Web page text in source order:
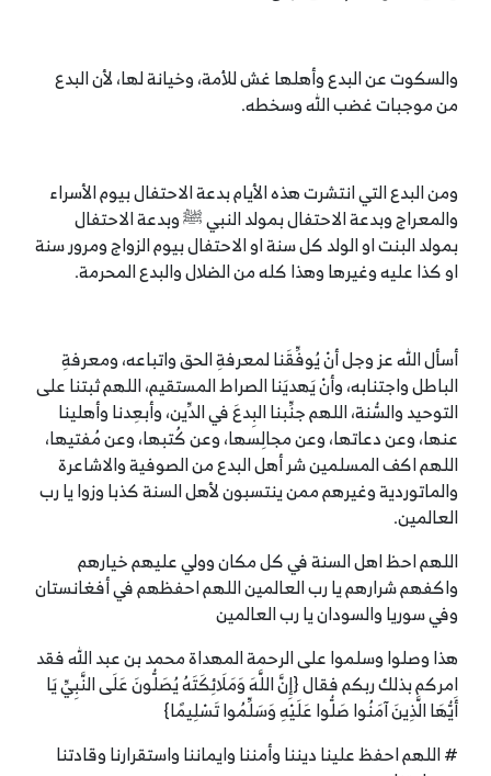
والسكوت عن البدع وأهلها غش للأمة، وخيانة لها، لأن البدع
من موجبات غضب الله وسخطه.
ومن البدع التي انتشرت هذه الأيام بدعة الاحتفال بيوم الأسراء
والمعراج وبدعة الاحتفال بمولد النبي ﷺ وبدعة الاحتفال
بمولد البنت او الولد كل سنة او الاحتفال بيوم الزواج ومرور سنة
او كذا عليه وغيرها وهذا كله من الضلال والبدع المحرمة.
أسأل الله عز وجل أنْ يُوفِّقَنا لمعرفةِ الحق واتباعه، ومعرفةِ
الباطل واجتنابه، وأنْ يَهديَنا الصراط المستقيم، اللهم ثبتنا على
التوحيد والسُّنة، اللهم جنِّبنا البِدعَ في الدِّين، وأبعِدنا وأهلينا
عنها، وعن دعاتها، وعن مجالِسها، وعن كُتبها، وعن مُفتيها،
اللهم اكف المسلمين شر أهل البدع من الصوفية والاشاعرة
والماتوردية وغيرهم ممن ينتسبون لأهل السنة كذبا وزوا يا رب
العالمين.
اللهم احظ اهل السنة في كل مكان وولي عليهم خيارهم
واكفهم شرارهم يا رب العالمين اللهم احفظهم في أفغانستان
وفي سوريا والسودان يا رب العالمين
هذا وصلوا وسلموا على الرحمة المهداة محمد بن عبد الله فقد
امركم بذلك ربكم فقال {إِنَّ اللَّهَ وَمَلَائِكَتَهُ يُصَلُّونَ عَلَى النَّبِيِّ يَا
أَيُّهَا الَّذِينَ آمَنُوا صَلُّوا عَلَيْهِ وَسَلِّمُوا تَسْلِيمًا}
# اللهم احفظ علينا ديننا وأمننا وايماننا واستقرارنا وقادتنا